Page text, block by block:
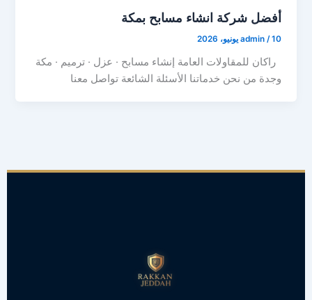
أفضل شركة انشاء مسابح بمكة
admin /10 يونيو، 2026
راكان للمقاولات العامة إنشاء مسابح · عزل · ترميم · مكة
وجدة من نحن خدماتنا الأسئلة الشائعة تواصل معنا